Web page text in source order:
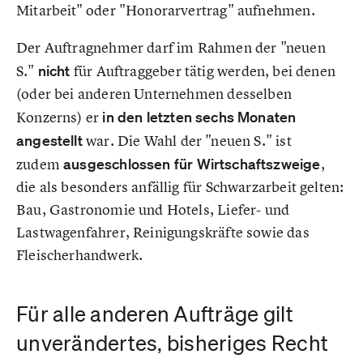
Mitarbeit" oder "Honorarvertrag" aufnehmen.
Der Auftragnehmer darf im Rahmen der "neuen
S." nicht für Auftraggeber tätig werden, bei denen
(oder bei anderen Unternehmen desselben
Konzerns) er in den letzten sechs Monaten
angestelltwar. Die Wahl der "neuen S." ist
zudemausgeschlossen für Wirtschaftszweige,
die als besonders anfällig für Schwarzarbeit gelten:
Bau, Gastronomie und Hotels, Liefer- und
Lastwagenfahrer, Reinigungskräfte sowie das
Fleischerhandwerk.
Für alle anderen Aufträge gilt
unverändertes, bisheriges Recht